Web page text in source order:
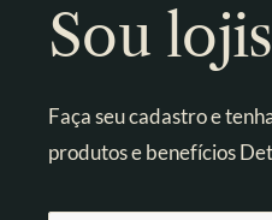
Sou
Faça seu cadastro e
produtos e benefícios